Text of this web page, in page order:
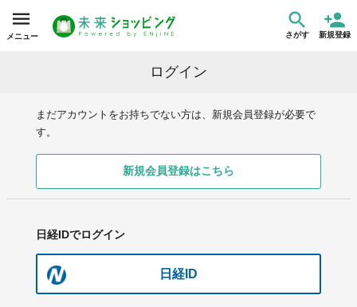
メニュー さがす 新規登録
ログイン
まだアカウントをお持ちでない方は、新規会員登録が必要で
す。
新規会員登録はこちら
日経IDでログイン
日経ID